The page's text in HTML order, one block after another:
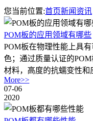
您当前位置:首页新闻资讯
POM板的应用领域有哪些
POM板在物理性能上具
色；通过质量认证的
材料，高度的抗蠕变性和
More>>
07-06
2020